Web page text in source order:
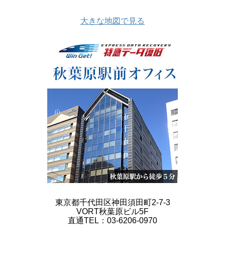
大きな地図で見る
東京都千代田区神田須田町2-7-3
VORT秋葉原ビル5F
直通TEL：03-6206-0970